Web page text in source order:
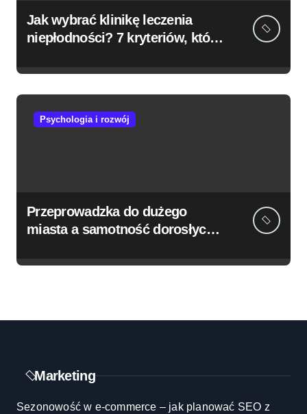
Jak wybrać klinikę leczenia
niepłodności? 7 kryteriów, które
Psychologia i rozwój
Przeprowadzka do dużego
miasta a samotność dorosłych –
wsparcia?
Marketing
Sezonowość w e-commerce – jak planować SEO z